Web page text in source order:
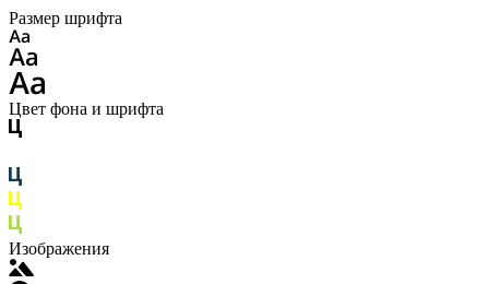
Размер шрифта
Цвет фона и шрифта
Изображения